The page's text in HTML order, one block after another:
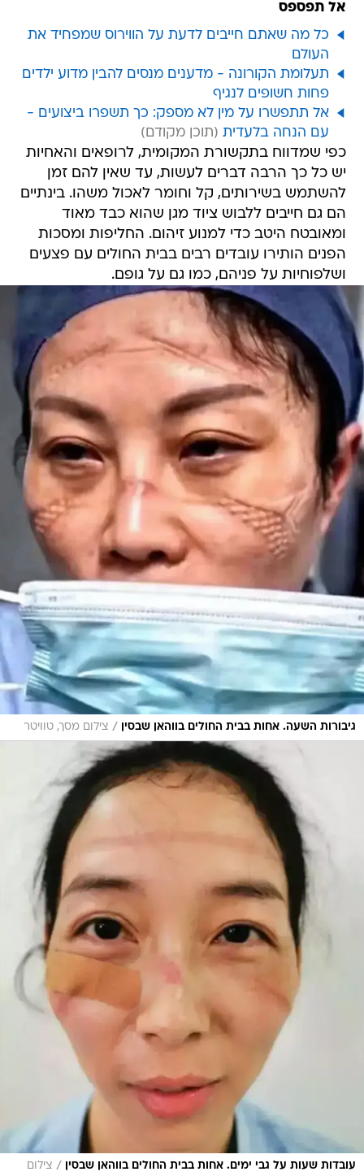
אל תפספס
כל מה שאתם חייבים לדעת על הווירוס שמפחיד את
העולם
תעלומת הקורונה - מדענים מנסים להבין מדוע ילדים
פחות חשופים לנגיף
אל תתפשרו על מין לא מספק: כך תשפרו ביצועים -
עם הנחה בלעדית
כפי שמדווח בתקשורת המקומית, לרופאים והאחיות
יש כל כך הרבה דברים לעשות, עד שאין להם זמן
להשתמש בשירותים, קל וחומר לאכול משהו. בינתיים
הם גם חייבים ללבוש ציוד מגן שהוא כבד מאוד
ומאובטח היטב כדי למנוע זיהום. החליפות ומסכות
הפנים הותירו עובדים רבים בבית החולים עם פצעים
ושלפוחיות על פניהם, כמו גם על גופם.
גיבורות השעה. אחות בבית החולים בווהאן שבסין / צילום מסך, טוויטר
עובדות שעות על גבי ימים. אחות בבית החולים בווהאן שבסין / צילום